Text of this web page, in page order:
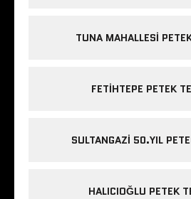
TUNA MAHALLESI
FETIHTEPE PETEK
SULTANGAZI 50.YIL
HALICIOĞLU PETEK